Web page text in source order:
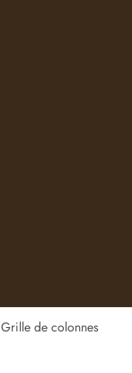
Grille de colonnes